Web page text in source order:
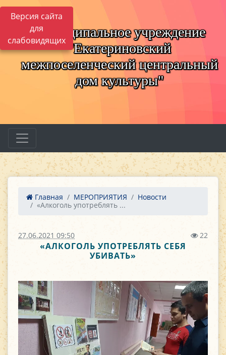
Версия сайта
для
слабовидящих
Муниципальное учреждение
"Екатериновский
межпоселенческий центральный
дом культуры"
Главная МЕРОПРИЯТИЯ
Новости
«Алкоголь употреблять ...
27.06.2021 09:50 22
«АЛКОГОЛЬ УПОТРЕБЛЯТЬ СЕБЯ
УБИВАТЬ»